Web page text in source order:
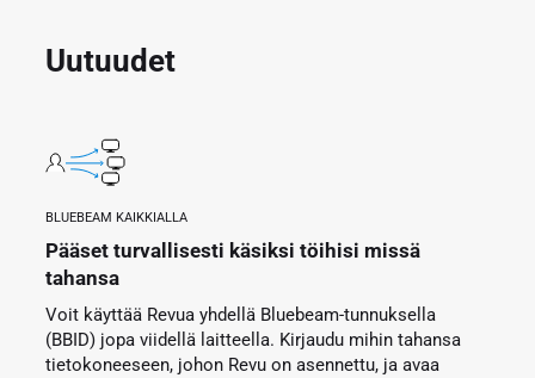
Uutuudet
BLUEBEAM KAIKKIALLA
Pääset turvallisesti käsiksi töihisi missä
tahansa
Voit käyttää Revua yhdellä Bluebeam-tunnuksella
(BBID) jopa viidellä laitteella. Kirjaudu mihin tahansa
tietokoneeseen, johon Revu on asennettu, ja avaa